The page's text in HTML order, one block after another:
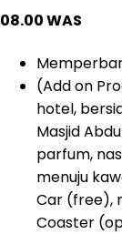
08.00 WAS
(Add on
hotel,
Masjid
parfum,
menuju
Car (free),
Coaster